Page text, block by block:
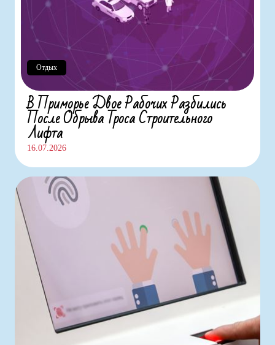
В Приморье Двое Рабочих Разбились
После Обрыва Троса Строительного
Лифта
16.07.2026
Отдых